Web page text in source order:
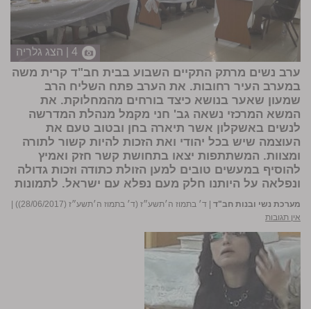
4 | הצג גלריה
ערב נשים מרתק התקיים השבוע בבית חב"ד קרית משה
במערב העיר רחובות. את הערב פתח השליח הרב
שמעון שאער בנושא כיצד בורחים מהמחלוקת. את
המשא המרכזי נשאה גב' חני מקמל מנהלת המדרשה
לנשים באשקלון אשר תיארה בחן ובטוב טעם את
העוצמה שיש בכל יהודי ואת הזכות להיות קשור לתורה
ומצוות. המשתתפות יצאו בתחושת קשר חזק ואמיץ
להוסיף במעשים טובים למען הזולת כתודה וזכות גדולה
ונפלאה על היותנו חלק מעם נפלא עם ישראל. לתמונות
מערכת נשי ובנות חב"ד ד׳ בתמוז ה׳תשע״ז (ד׳ בתמוז ה׳תשע״ז (28/06/2017))
אין תגובות